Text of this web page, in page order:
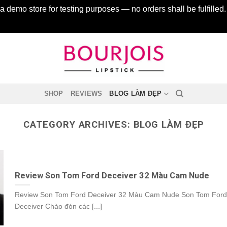
demo store for testing purposes — no orders shall be fulfilled.
SHOP REVIEWS BLOG LÀM ĐẸP
CATEGORY ARCHIVES: BLOG LÀM ĐẸP
Review Son Tom Ford Deceiver 32 Màu Cam Nude
Review Son Tom Ford Deceiver 32 Màu Cam Nude Son Tom Ford
Deceiver Chào đón các [...]